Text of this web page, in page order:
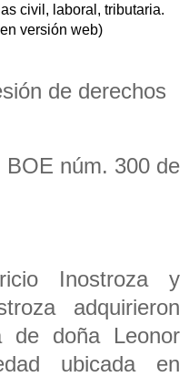
civil, laboral, tributaria.
versión web)
de derechos
BOE núm. 300 de
Inostroza y
adquirieron
de doña Leonor
ubicada en